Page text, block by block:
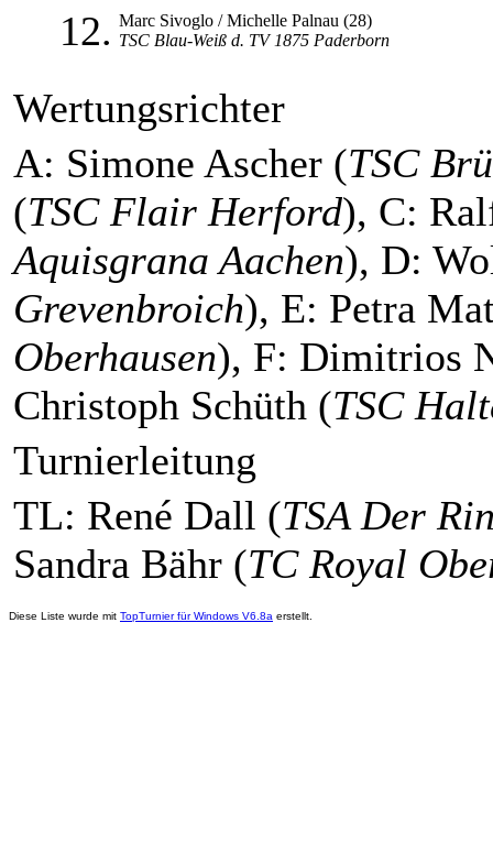
12. Marc Sivoglo / Michelle Palnau (28)
TSC Blau-Weiß d. TV 1875 Paderborn
Wertungsrichter
A: Simone Ascher (TSC
(TSC Flair Herford), C:
Aquisgrana Aachen), D:
Grevenbroich), E: Petra
Oberhausen), F: Dimitrios
Christoph Schüth (TSC
Turnierleitung
TL: René Dall (TSA Der
Sandra Bähr (TC Royal
Diese Liste wurde mit TopTurnier für Windows V6.8a erstellt.